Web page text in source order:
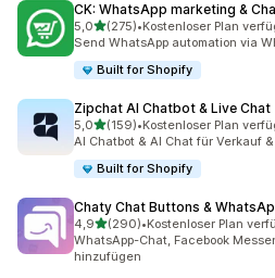
CK: WhatsApp marketing &
5,0von 5 Sternen
(275)
275 Rezensionen insgesamt
•Kostenloser Plan
Send WhatsApp automation via
Built for Shopify
Zipchat AI Chatbot & Live Chat
5,0von 5 Sternen
(159)
159 Rezensionen insgesamt
•Kostenloser Plan
AI Chatbot & AI Chat für Verkauf
Built for Shopify
Chaty Chat Buttons &
4,9von 5 Sternen
(290)
290 Rezensionen insgesamt
•Kostenloser Plan
WhatsApp-Chat, Facebook
hinzufügen